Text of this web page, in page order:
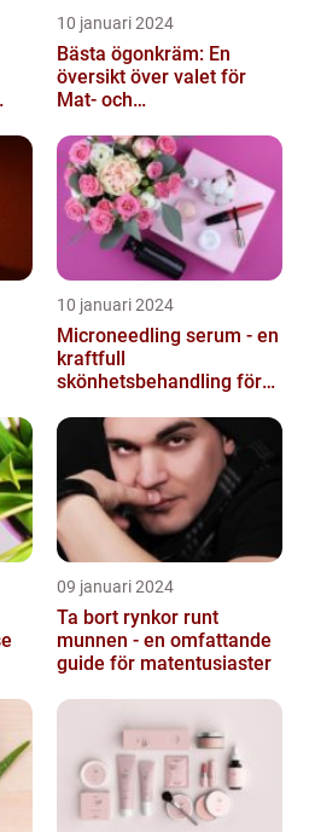
10 januari 2024
Bästa ögonkräm: En
översikt över valet för
Mat- och
10 januari 2024
Microneedling serum - en
kraftfull
skönhetsbehandling för
09 januari 2024
Ta bort rynkor runt
munnen - en omfattande
guide för matentusiaster